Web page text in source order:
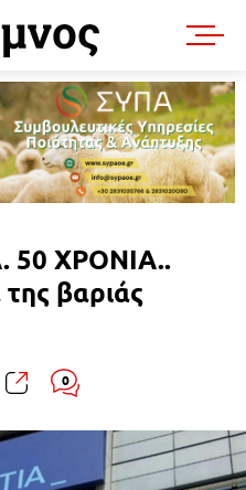
ΧΡΟΝΙΑ..
της βαριάς
0